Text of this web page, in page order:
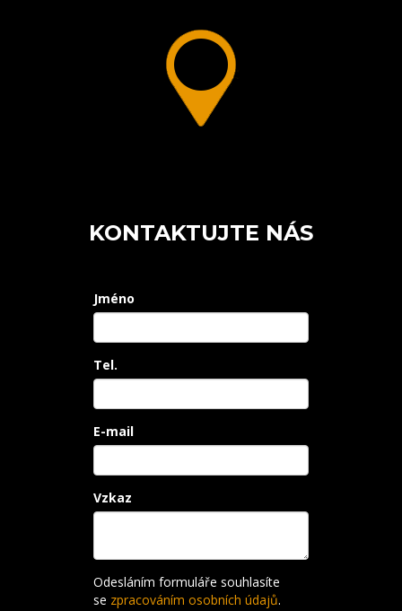
KONTAKTUJTE NÁS
Jméno
Tel.
E-mail
Vzkaz
Odesláním formuláře souhlasíte
se zpracováním osobních údajů.